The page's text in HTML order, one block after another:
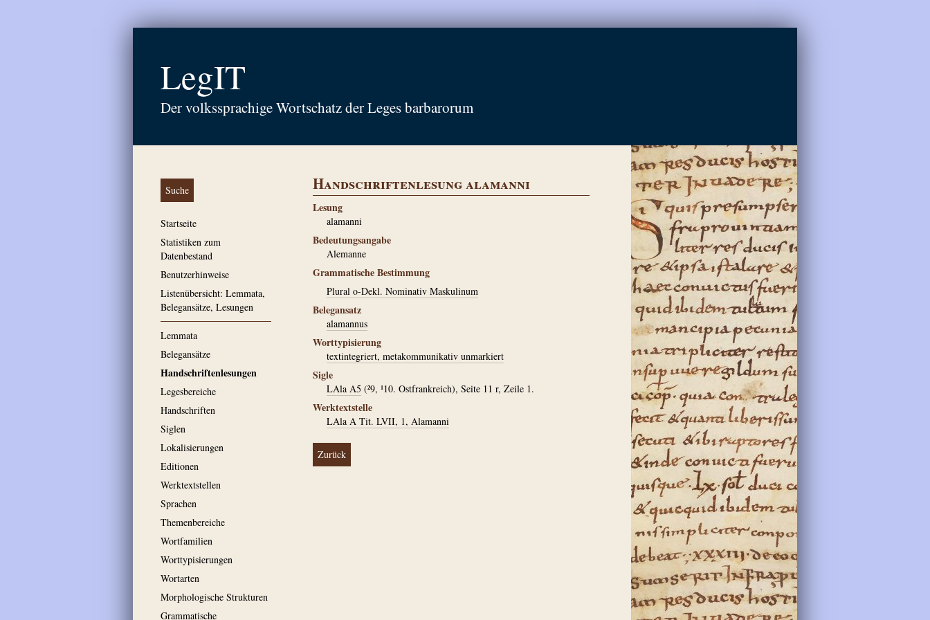
LegIT
Der volkssprachige Wortschatz der Leges barbarorum
Suche
Startseite
Statistiken zum
Datenbestand
Benutzerhinweise
Listenübersicht: Lemmata,
Belegansätze, Lesungen
Lemmata
Belegansätze
Handschriftenlesungen
Legesbereiche
Handschriften
Siglen
Lokalisierungen
Editionen
Werktextstellen
Sprachen
Themenbereiche
Wortfamilien
Worttypisierungen
Wortarten
Morphologische Strukturen
Grammatische
Handschriftenlesung alamanni
Lesung
alamanni
Bedeutungsangabe
Alemanne
Grammatische Bestimmung
Plural o-Dekl. Nominativ Maskulinum
Belegansatz
alamannus
Worttypisierung
textintegriert, metakommunikativ unmarkiert
Sigle
LAla A5 (²9, ¹10. Ostfrankreich), Seite 11 r, Zeile 1.
Werktextstelle
LAla A Tit. LVII, 1, Alamanni
Zurück